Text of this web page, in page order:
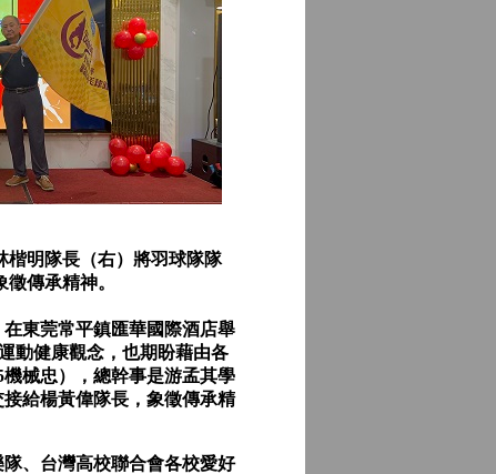
楷明隊長（右）將羽球隊隊
傳承精神。
東莞常平鎮匯華國際酒店舉
動健康觀念，也期盼藉由各
械忠），總幹事是游孟其學
給楊黃偉隊長，象徵傳承精
、台灣高校聯合會各校愛好